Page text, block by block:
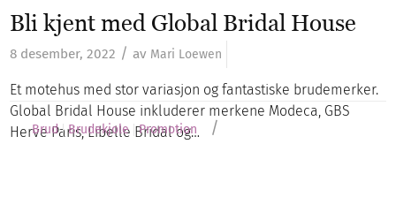
Bli kjent med Global Bridal House
8 desember, 2022 / av Mari Loewen
Et motehus med stor variasjon og fantastiske brudemerker.
Global Bridal House inkluderer merkene Modeca, GBS
Herve Paris, Libelle Bridal og…
Brud Brudekjole Promotion /